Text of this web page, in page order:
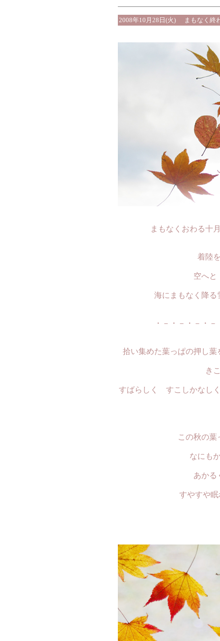
2008年10月28日(火) まもなく終
まもなくおわる十
着陸
空へ
海にまもなく降る
・－・－・－・
拾い集めた葉っぱの押し
き
すばらしく すこしかなし
この秋の葉
なにも
あかる
すやすや